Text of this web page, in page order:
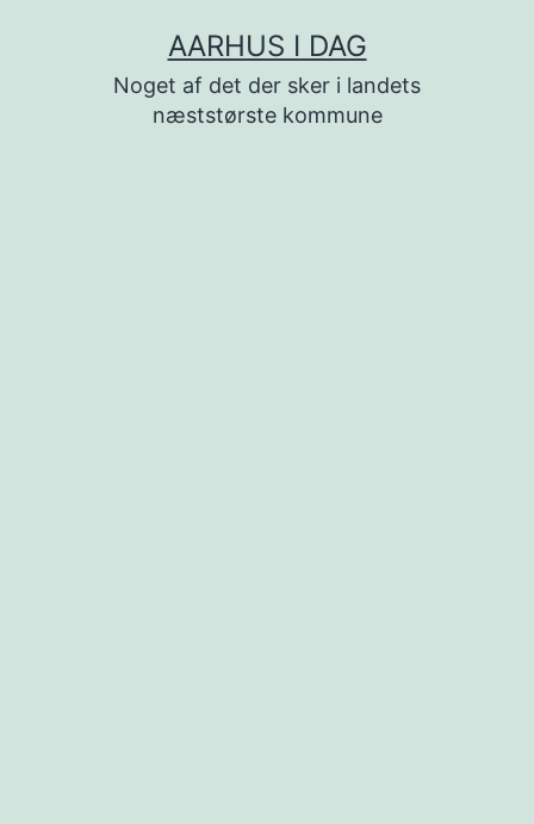
AARHUS I DAG
Noget af det der sker i landets
næststørste kommune